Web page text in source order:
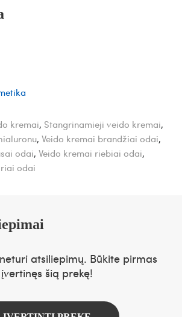
kremai, Stangrinamieji veido kremai,
, Veido kremai brandžiai odai,
odai, Veido kremai riebiai odai,
odai
atsiliepimų. Būkite pirmas
įvertinęs šią prekę!